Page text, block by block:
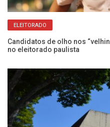
ELEITORADO
Candidatos de olho nos
no eleitorado paulista